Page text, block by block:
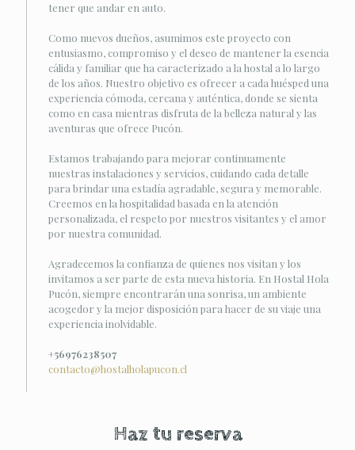
tener que andar en auto.
Como nuevos dueños, asumimos este proyecto con
entusiasmo, compromiso y el deseo de mantener la esencia
cálida y familiar que ha caracterizado a la hostal a lo largo
de los años. Nuestro objetivo es ofrecer a cada huésped una
experiencia cómoda, cercana y auténtica, donde se sienta
como en casa mientras disfruta de la belleza natural y las
aventuras que ofrece Pucón.
Estamos trabajando para mejorar continuamente
nuestras instalaciones y servicios, cuidando cada detalle
para brindar una estadía agradable, segura y memorable.
Creemos en la hospitalidad basada en la atención
personalizada, el respeto por nuestros visitantes y el amor
por nuestra comunidad.
Agradecemos la confianza de quienes nos visitan y los
invitamos a ser parte de esta nueva historia. En Hostal Hola
Pucón, siempre encontrarán una sonrisa, un ambiente
acogedor y la mejor disposición para hacer de su viaje una
experiencia inolvidable.
+56976238507
contacto@hostalholapucon.cl
Haz tu reserva